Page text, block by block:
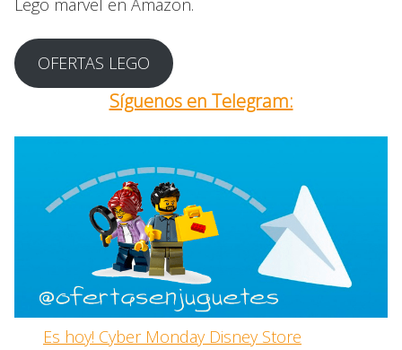
Lego marvel en Amazon.
OFERTAS LEGO
Síguenos en Telegram:
Es hoy! Cyber Monday Disney Store